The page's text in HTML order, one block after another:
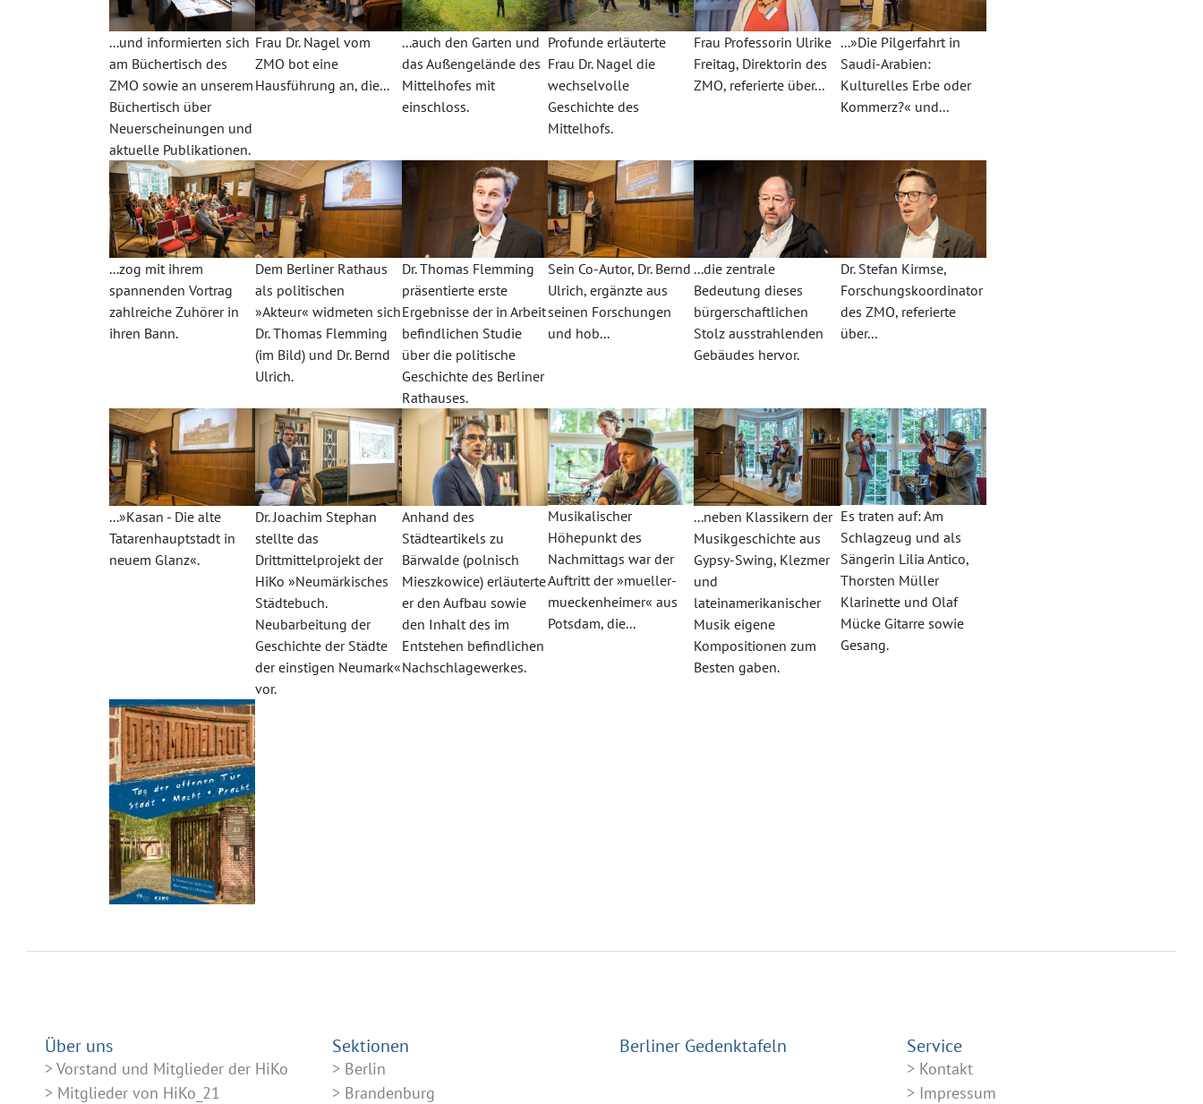
...und informierten sich
am Büchertisch des
ZMO sowie an unserem
Büchertisch über
Neuerscheinungen und
aktuelle Publikationen.
Frau Dr. Nagel vom
ZMO bot eine
Hausführung an, die...
...auch den Garten und
das Außengelände des
Mittelhofes mit
einschloss.
Profunde erläuterte
Frau Dr. Nagel die
wechselvolle
Geschichte des
Mittelhofs.
Frau Professorin Ulrike
Freitag, Direktorin des
ZMO, referierte über...
...»Die Pilgerfahrt in
Saudi-Arabien:
Kulturelles Erbe oder
Kommerz?« und...
...zog mit ihrem
spannenden Vortrag
zahlreiche Zuhörer in
ihren Bann.
Dem Berliner Rathaus
als politischen
»Akteur« widmeten sich
Dr. Thomas Flemming
(im Bild) und Dr. Bernd
Ulrich.
Dr. Thomas Flemming
präsentierte erste
Ergebnisse der in Arbeit
befindlichen Studie
über die politische
Geschichte des Berliner
Rathauses.
Sein Co-Autor, Dr. Bernd
Ulrich, ergänzte aus
seinen Forschungen
und hob...
...die zentrale
Bedeutung dieses
bürgerschaftlichen
Stolz ausstrahlenden
Gebäudes hervor.
Dr. Stefan Kirmse,
Forschungskoordinator
des ZMO, referierte
über...
...»Kasan - Die alte
Tatarenhauptstadt in
neuem Glanz«.
Dr. Joachim Stephan
stellte das
Drittmittelprojekt der
HiKo »Neumärkisches
Städtebuch.
Neubarbeitung der
Geschichte der Städte
der einstigen Neumark«
vor.
Anhand des
Städteartikels zu
Bärwalde (polnisch
Mieszkowice) erläuterte
er den Aufbau sowie
den Inhalt des im
Entstehen befindlichen
Nachschlagewerkes.
Musikalischer
Höhepunkt des
Nachmittags war der
Auftritt der »mueller-
mueckenheimer« aus
Potsdam, die...
...neben Klassikern der
Musikgeschichte aus
Gypsy-Swing, Klezmer
und
lateinamerikanischer
Musik eigene
Kompositionen zum
Besten gaben.
Es traten auf: Am
Schlagzeug und als
Sängerin Lilia Antico,
Thorsten Müller
Klarinette und Olaf
Mücke Gitarre sowie
Gesang.
Über uns
Vorstand und Mitglieder der HiKo
Mitglieder von HiKo_21
Sektionen
Berlin
Brandenburg
Berliner Gedenktafeln Service
Kontakt
Impressum